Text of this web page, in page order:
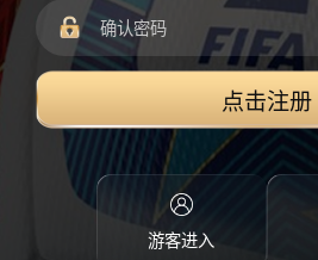
点击注册
游客进入